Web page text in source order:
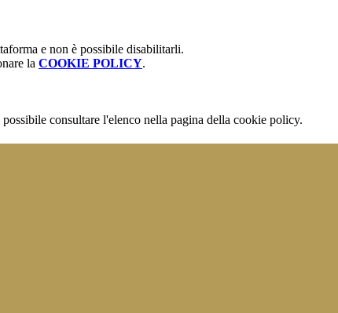
e non è possibile disabilitarli.
la COOKIE POLICY.
consultare l'elenco nella pagina della cookie policy.